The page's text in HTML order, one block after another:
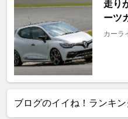
走り
ーツ
カーラ
ブログのイイね！ランキン